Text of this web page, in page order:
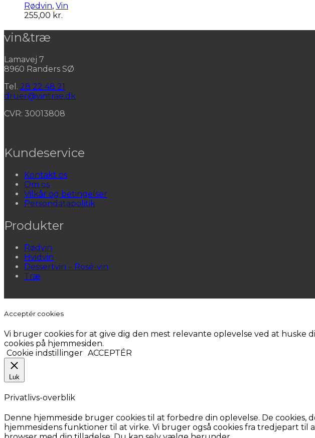
Rødvin, Vin
255,00 kr.
vin&træ
Lamavej 7
8960 Randers SØ
Tel. 28 22 48 21
druer@vintrae.dk
CVR: 30013808
Kundeservice
Kontakt os
Om os
Vilkår og betingelser
Persondatapolitik
Produkter
Rødvin
Hvidvin
Dessertvin – Rosé-vin
Træ
Acceptér cookies
Vi bruger cookies for at give dig den mest relevante oplevelse ved at
cookies på hjemmesiden.
Cookie indstillinger ACCEPTÉR
Luk
Privatlivs-overblik
Denne hjemmeside bruger cookies til at forbedre din oplevelse. De
hjemmesidens funktioner til at virke. Vi bruger også cookies fra tredjepart til